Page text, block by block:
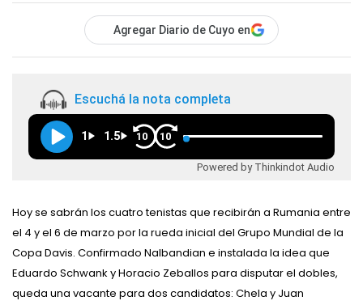
Agregar Diario de Cuyo en
Escuchá la nota completa
1 1.5 10 10
Powered by Thinkindot Audio
Hoy se sabrán los cuatro tenistas que recibirán a Rumania entre
el 4 y el 6 de marzo por la rueda inicial del Grupo Mundial de la
Copa Davis. Confirmado Nalbandian e instalada la idea que
Eduardo Schwank y Horacio Zeballos para disputar el dobles,
queda una vacante para dos candidatos: Chela y Juan